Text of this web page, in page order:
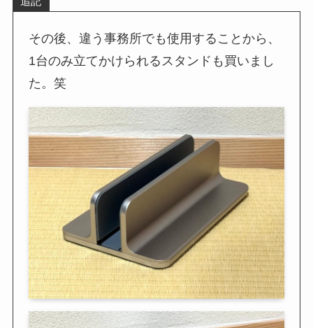
その後、違う事務所でも使用することから、
1台のみ立てかけられるスタンドも買いまし
た。笑